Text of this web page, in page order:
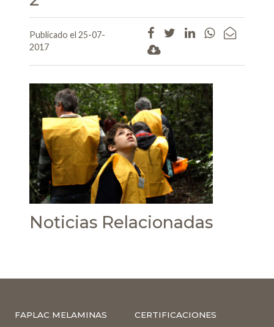
Publicado el 25-07-
2017
Noticias Relacionadas
FAPLAC MELAMINAS CERTIFICACIONES